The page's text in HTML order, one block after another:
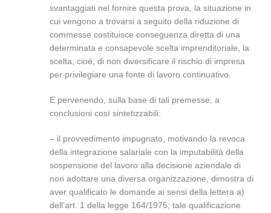
svantaggiati nel fornire questa prova, la situazione in
cui vengono a trovarsi a seguito della riduzione di
commesse costituisce conseguenza diretta di una
determinata e consapevole scelta imprenditoriale, la
scelta, cioè, di non diversificare il rischio di impresa
per privilegiare una fonte di lavoro continuativo.
E pervenendo, sulla base di tali premesse, a
conclusioni così sintetizzabili:
– il provvedimento impugnato, motivando la revoca
della integrazione salariale con la imputabilità della
sospensione del lavoro alla decisione aziendale di
non adottare una diversa organizzazione, dimostra di
aver qualificato le domande ai sensi della lettera a)
dell’art. 1 della legge 164/1975; tale qualificazione